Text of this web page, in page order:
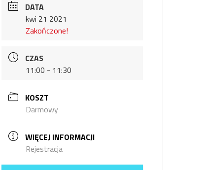
DATA
kwi 21 2021
Zakończone!
CZAS
11:00 - 11:30
KOSZT
Darmowy
WIĘCEJ INFORMACJI
Rejestracja